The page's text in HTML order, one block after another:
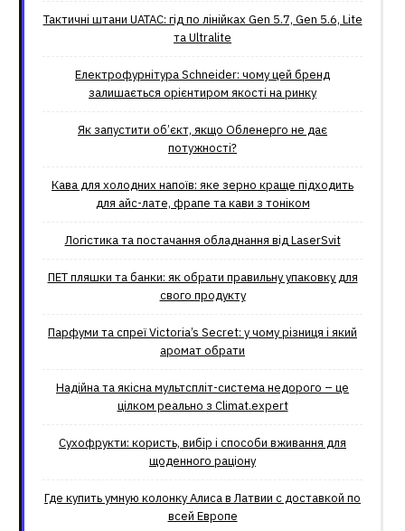
Тактичні штани UATAC: гід по лінійках Gen 5.7, Gen 5.6, Lite
та Ultralite
Електрофурнітура Schneider: чому цей бренд
залишається орієнтиром якості на ринку
Як запустити об’єкт, якщо Обленерго не дає
потужності?
Кава для холодних напоїв: яке зерно краще підходить
для айс-лате, фрапе та кави з тоніком
Логістика та постачання обладнання від LaserSvit
ПЕТ пляшки та банки: як обрати правильну упаковку для
свого продукту
Парфуми та спреї Victoria’s Secret: у чому різниця і який
аромат обрати
Надійна та якісна мультспліт-система недорого – це
цілком реально з Climat.еxpert
Сухофрукти: користь, вибір і способи вживання для
щоденного раціону
Где купить умную колонку Алиса в Латвии с доставкой по
всей Европе